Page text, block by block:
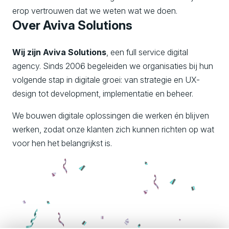
erop vertrouwen dat we weten wat we doen.
Over Aviva Solutions
Wij zijn Aviva Solutions, een full service digital
agency. Sinds 2006 begeleiden we organisaties bij hun
volgende stap in digitale groei: van strategie en UX-
design tot development, implementatie en beheer.
We bouwen digitale oplossingen die werken én blijven
werken, zodat onze klanten zich kunnen richten op wat
voor hen het belangrijkst is.